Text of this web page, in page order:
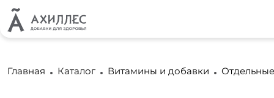
Главная Каталог Витамины и добавки